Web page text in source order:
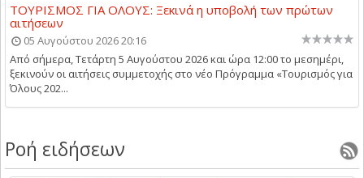
ΤΟΥΡΙΣΜΟΣ ΓΙΑ ΟΛΟΥΣ: Ξεκινά η υποβολή των πρώτων
αιτήσεων
05 Αυγούστου 2026 20:16
Από σήμερα, Τετάρτη 5 Αυγούστου 2026 και ώρα 12:00 το μεσημέρι,
ξεκινούν οι αιτήσεις συμμετοχής στο νέο Πρόγραμμα «Τουρισμός για
Όλους 202...
Ροή ειδήσεων